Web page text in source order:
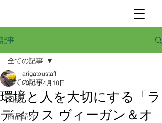
記事
全ての記事
日記
商品紹介
全ての記事
環境と人を大切にする「ラ
ディウス ヴィーガン＆オ
arigatoustaff
2021年4月18日